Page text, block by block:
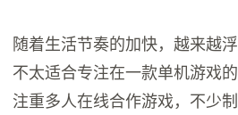
随着生活节奏的加快，越来越
不太适合专注在一款单机游戏
注重多人在线合作游戏，不少